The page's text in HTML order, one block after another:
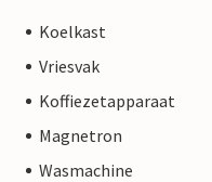
Koelkast
Vriesvak
Koffiezetapparaat
Magnetron
Wasmachine